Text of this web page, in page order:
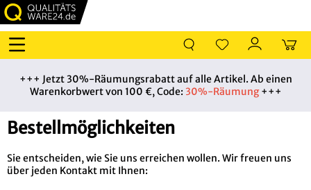
+++ Jetzt 30%-Räumungsrabatt auf alle Artikel. Ab einen
Warenkorbwert von 100 €, Code: 30%-Räumung+++
Bestellmöglichkeiten
Sie entscheiden, wie Sie uns erreichen wollen. Wir freuen uns
über jeden Kontakt mit Ihnen: